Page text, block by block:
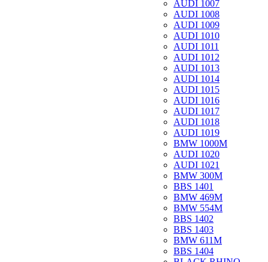
AUDI 1007
AUDI 1008
AUDI 1009
AUDI 1010
AUDI 1011
AUDI 1012
AUDI 1013
AUDI 1014
AUDI 1015
AUDI 1016
AUDI 1017
AUDI 1018
AUDI 1019
BMW 1000M
AUDI 1020
AUDI 1021
BMW 300M
BBS 1401
BMW 469M
BMW 554M
BBS 1402
BBS 1403
BMW 611M
BBS 1404